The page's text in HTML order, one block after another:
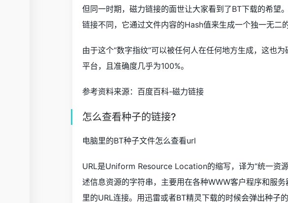
但同一时期，磁力链接的面世让大家看到了BT下载的希望
链接不同，它通过文件内容的Hash值来生成一个独一无二
由于这个“数字指纹”可以被任何人在任何地方生成，这
平台，且准确度几乎为100%。
参考资料来源：百度百科-磁力链接
怎么查看种子的链接?
电脑里的BT种子文件怎么查看url
URL是Uniform Resource Location的缩写，译为“统一资
述信息资源的字符串，主要用在各种WWW客户程序和服
里的URL连接。用迅雷或者BT精灵下载的时候会弹出种子